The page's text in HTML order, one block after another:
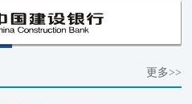
更多>>